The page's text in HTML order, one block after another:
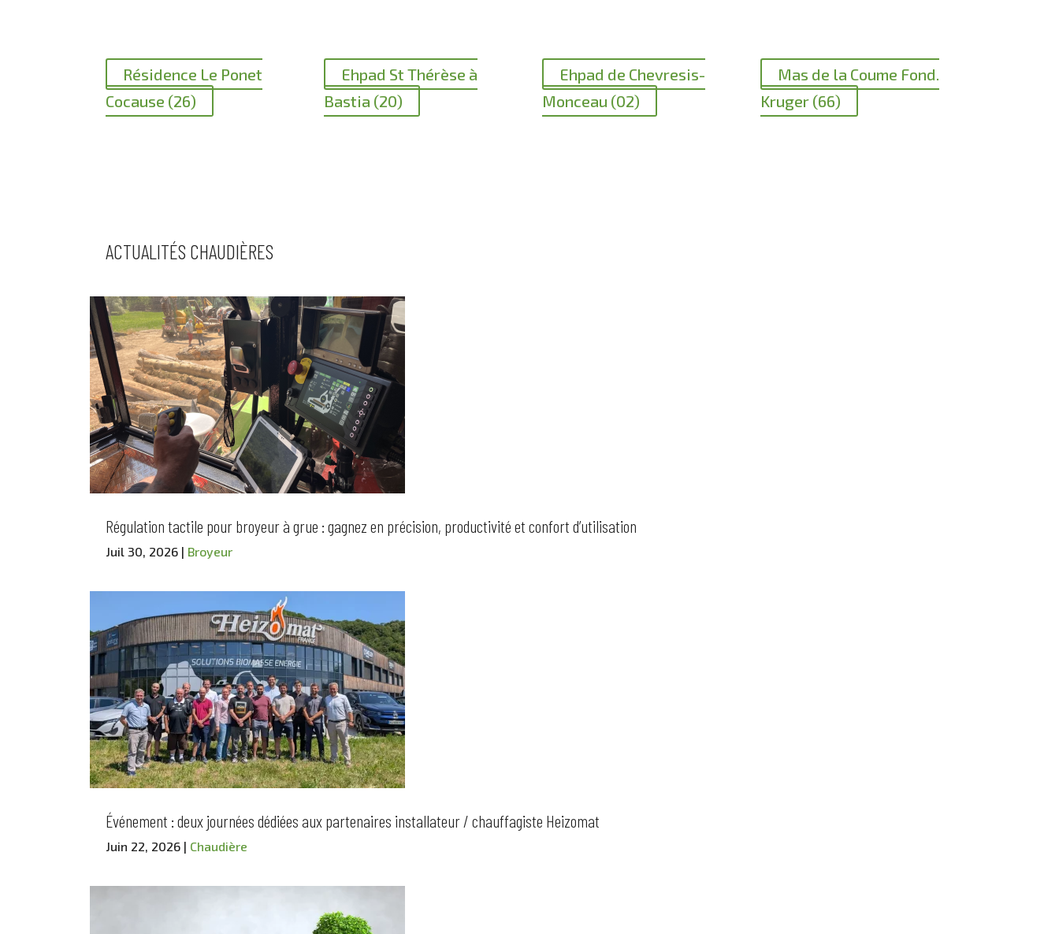
Résidence Le Ponet
Cocause (26)
Ehpad St Thérèse à
Bastia (20)
Ehpad de Chevresis-
Monceau (02)
Mas de la Coume Fond.
Kruger (66)
ACTUALITÉS CHAUDIÈRES
Régulation tactile pour broyeur à grue : gagnez en précision, productivité et confort d’utilisation
Juil 30, 2026 | Broyeur
Événement : deux journées dédiées aux partenaires installateur / chauffagiste Heizomat
Juin 22, 2026 | Chaudière